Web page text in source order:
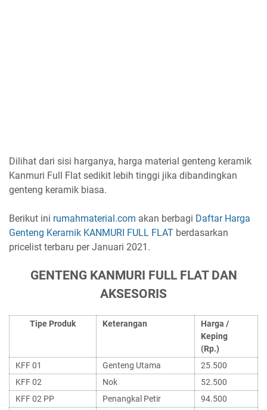
Dilihat dari sisi harganya, harga material genteng keramik
Kanmuri Full Flat sedikit lebih tinggi jika dibandingkan
genteng keramik biasa.
Berikut ini rumahmaterial.com akan berbagi Daftar Harga
Genteng Keramik KANMURI FULL FLAT berdasarkan
pricelist terbaru per Januari 2021.
GENTENG KANMURI FULL FLAT DAN
AKSESORIS
Tipe Produk Keterangan
Harga /
Keping
(Rp.)
KFF 01
Genteng Utama
25.500
KFF 02
Nok
52.500
KFF 02 PP
Penangkal Petir
94.500